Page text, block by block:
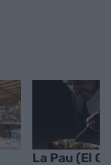
La Pau (El